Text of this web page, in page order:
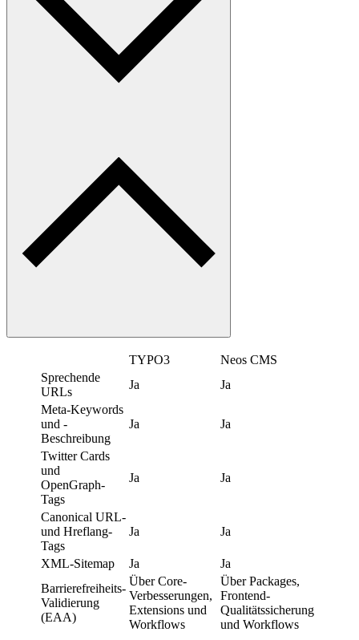
TYPO3
Neos CMS
Sprechende
URLs
Ja
Ja
Meta-Keywords
und -
Beschreibung
Ja Ja
Twitter Cards
und
OpenGraph-
Tags
Ja Ja
Canonical URL-
und Hreflang-
Tags
Ja Ja
XML-Sitemap Ja
Ja
Barrierefreiheits-
Validierung
(EAA)
Über Core-
Verbesserungen,
Extensions und
Workflows
Über Packages,
Frontend-
Qualitätssicherung
und Workflows